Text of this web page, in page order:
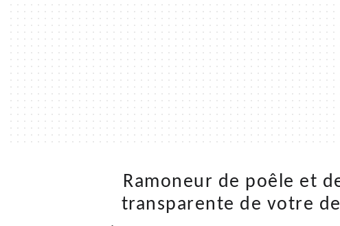
Ramoneur de poêle et
transparente de votre